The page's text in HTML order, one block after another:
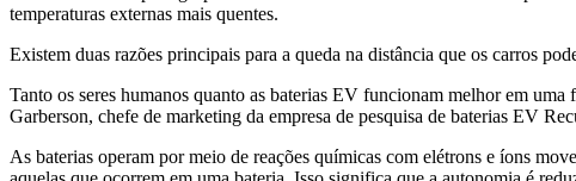
temperaturas externas mais quentes.
Existem duas razões principais para a queda na distância que os carros
Tanto os seres humanos quanto as baterias EV funcionam melhor em
Garberson, chefe de marketing da empresa de pesquisa de baterias EV
As baterias operam por meio de reações químicas com elétrons e íons